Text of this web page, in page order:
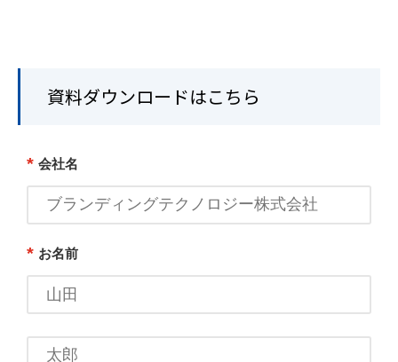
資料ダウンロードはこちら
* 会社名
* お名前